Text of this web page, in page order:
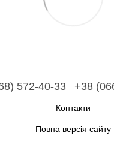
572-40-33 +38
Контакти
Повна версія сайту